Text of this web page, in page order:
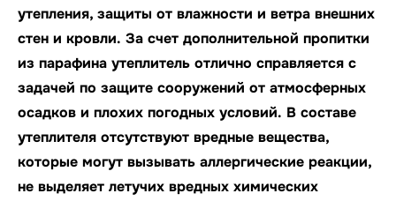
утепления, защиты от влажности и ветра внешних
стен и кровли. За счет дополнительной пропитки
из парафина утеплитель отлично справляется с
задачей по защите сооружений от атмосферных
осадков и плохих погодных условий. В составе
утеплителя отсутствуют вредные вещества,
которые могут вызывать аллергические реакции,
не выделяет летучих вредных химических